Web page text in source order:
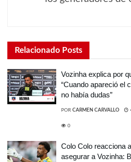
Relacionado Posts
Vozinha explica por
“Cuando apareció el
no había dudas”
POR CARMEN CARVALLO
0
Colo Colo reacciona
asegurar a Vozinha: